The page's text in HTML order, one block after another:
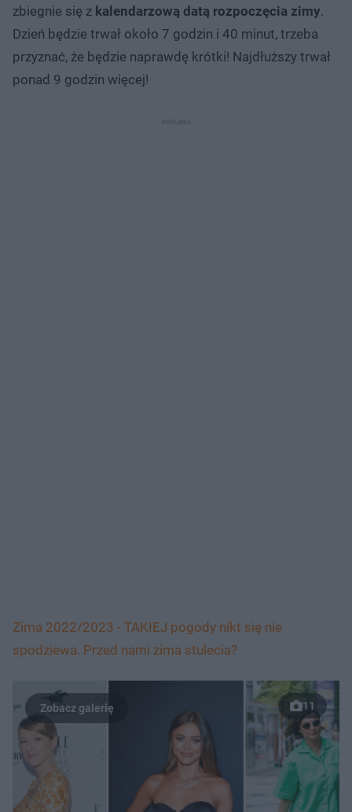
zbiegnie się z kalendarzową datą rozpoczęcia zimy.
Dzień będzie trwał około 7 godzin i 40 minut, trzeba
przyznać, że będzie naprawdę krótki! Najdłuższy trwał
ponad 9 godzin więcej!
Zima 2022/2023 - TAKIEJ pogody nikt się nie
spodziewa. Przed nami zima stulecia?
11